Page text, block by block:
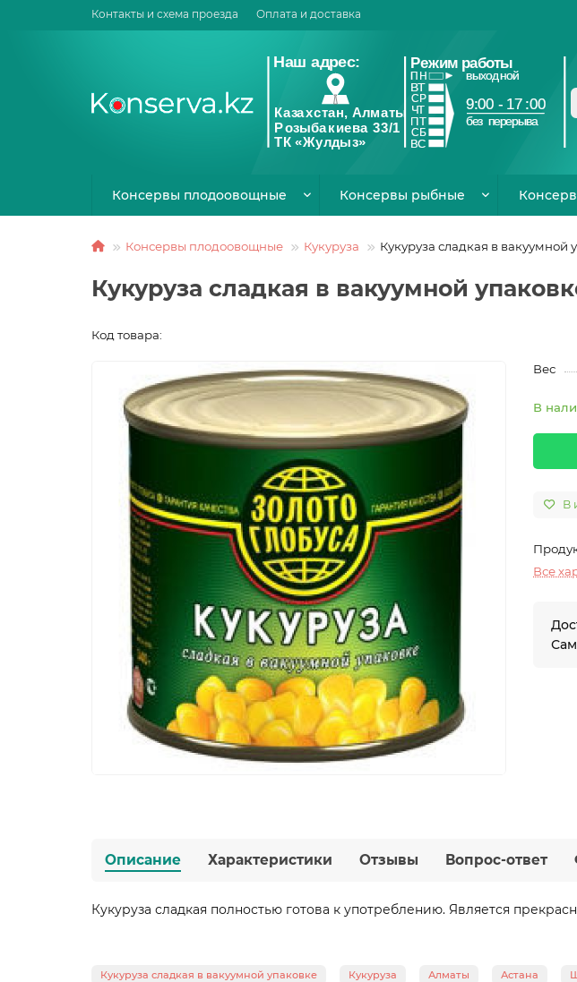
Контакты и схема проезда Оплата и доставка
Консервы плодоовощные Консервы рыбные
Консервы плодоовощные Кукуруза Кукуруза сладкая в вакуумной
Кукуруза сладкая в вакуумной
Код товара:
Вес
В
В
Все
Описание Характеристики Отзывы Вопрос-ответ
Кукуруза сладкая полностью готова к употреблению. Является
Кукуруза сладкая в вакуумной упаковке Кукуруза Алматы Астана